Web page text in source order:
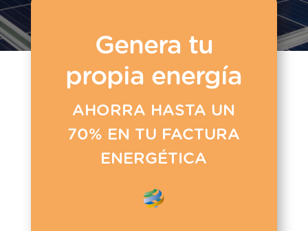
Genera tu
propia energía
AHORRA HASTA UN
70% EN TU FACTURA
ENERGÉTICA